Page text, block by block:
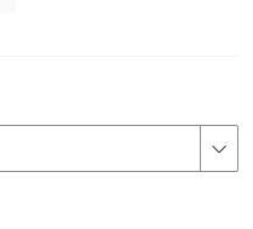
start av kompressorn
1-2 sek. Vikt: 6,1 kg.